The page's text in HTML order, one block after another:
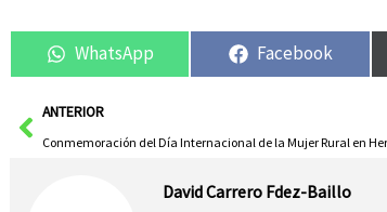
WhatsApp Facebook
AntANTERIOR
Conmemoración del Día Internacional de la Mujer Rural en
David Carrero Fdez-Baillo